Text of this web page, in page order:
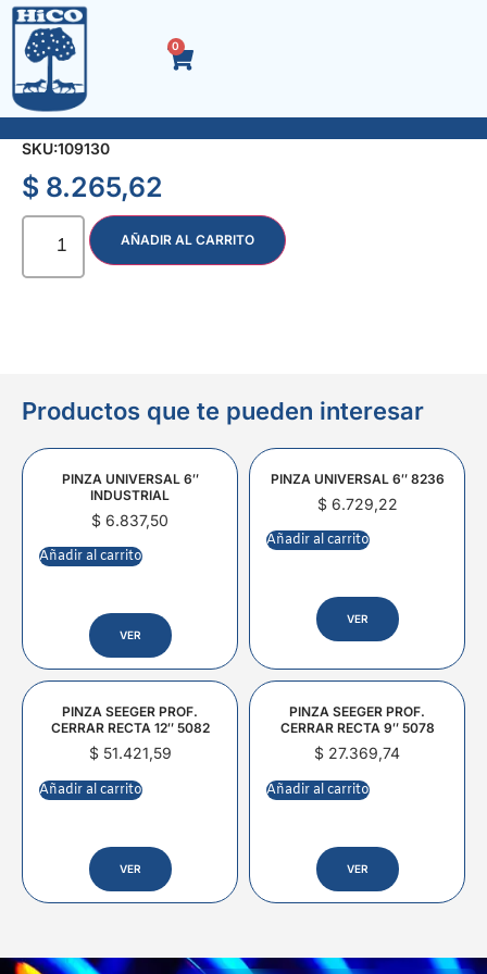
0
SOGA TRENZADA MULTIFILAMENTO 7 mm. x Kg.
SKU:109130
$ 8.265,62
AÑADIR AL CARRITO
Productos que te pueden interesar
PINZA UNIVERSAL 6″
INDUSTRIAL
$ 6.837,50
Añadir al carrito
VER
PINZA UNIVERSAL 6″ 8236
$6.729,22
Añadir al carrito
VER
PINZA SEEGER PROF.
CERRAR RECTA 12″ 5082
$51.421,59
Añadir al carrito
VER
PINZA SEEGER PROF.
CERRAR RECTA 9″ 5078
$ 27.369,74
Añadir al carrito
VER